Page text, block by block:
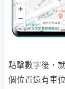
點擊數字後，
個位置還有車